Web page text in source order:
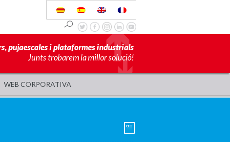
pujaescales i plataformes industrials
Junts trobarem la millor solució!
WEB CORPORATIVA